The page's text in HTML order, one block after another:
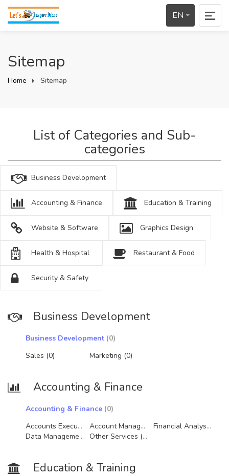
EN
Sitemap
Home Sitemap
List of Categories and Sub-
categories
Business Development
Accounting & Finance Education & Training
Website & Software Graphics Design
Health & Hospital Restaurant & Food
Security & Safety
Business Development
Business Development (0)
Sales (0)
Marketing (0)
Accounting & Finance
Accounting & Finance (0)
Accounts Executive (0)
Account Manager (0)
Financial Analysis (0)
Data Management (0)
Other Services (0)
Education & Training